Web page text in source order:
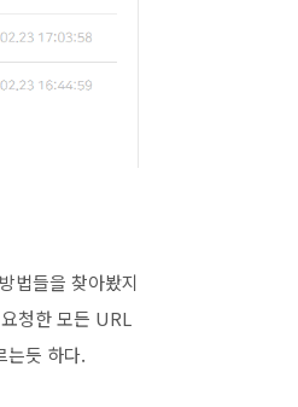
법들을 찾아봤지
청한 모든 URL
는듯 하다.